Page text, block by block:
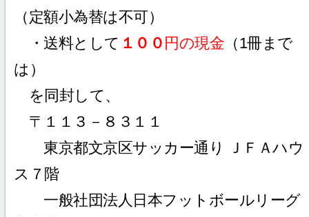
（定額小為替は不可）
・送料として １００ 円の現金 （1冊まで
は）
を同封して、
〒１１３－８３１１
東京都文京区サッカー通り ＪＦＡハウ
ス７階
一般社団法人日本フットボールリーグ